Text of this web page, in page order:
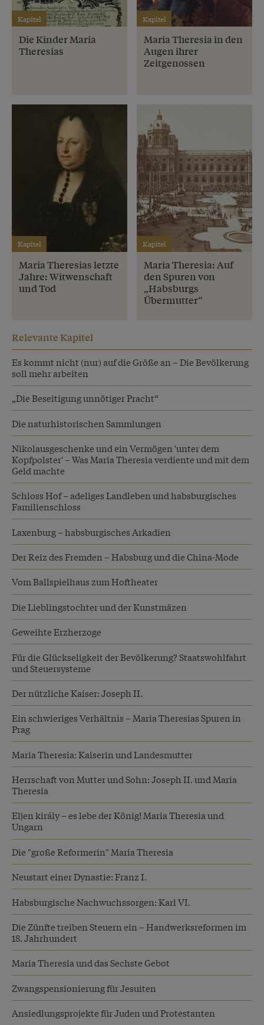
Kapitel
Die Kinder Maria
Theresias
Kapitel
Maria Theresia in den
Augen ihrer
Zeitgenossen
Kapitel
Maria Theresias letzte
Jahre: Witwenschaft
und Tod
Kapitel
Maria Theresia: Auf
den Spuren von
„Habsburgs
Übermutter“
Relevante Kapitel
Es kommt nicht (nur) auf die Größe an – Die Bevölkerung
soll mehr arbeiten
„Die Beseitigung unnötiger Pracht“
Die naturhistorischen Sammlungen
Nikolausgeschenke und ein Vermögen 'unter dem
Kopfpolster' – Was Maria Theresia verdiente und mit dem
Geld machte
Schloss Hof – adeliges Landleben und habsburgisches
Familienschloss
Laxenburg – habsburgisches Arkadien
Der Reiz des Fremden – Habsburg und die China-Mode
Vom Ballspielhaus zum Hoftheater
Die Lieblingstochter und der Kunstmäzen
Geweihte Erzherzoge
Für die Glückseligkeit der Bevölkerung? Staatswohlfahrt
und Steuersysteme
Der nützliche Kaiser: Joseph II.
Ein schwieriges Verhältnis – Maria Theresias Spuren in
Prag
Maria Theresia: Kaiserin und Landesmutter
Herrschaft von Mutter und Sohn: Joseph II. und Maria
Theresia
Eljen király – es lebe der König! Maria Theresia und
Ungarn
Die "große Reformerin" Maria Theresia
Neustart einer Dynastie: Franz I.
Habsburgische Nachwuchssorgen: Karl VI.
Die Zünfte treiben Steuern ein – Handwerksreformen im
18. Jahrhundert
Maria Theresia und das Sechste Gebot
Zwangspensionierung für Jesuiten
Ansiedlungsprojekte für Juden und Protestanten